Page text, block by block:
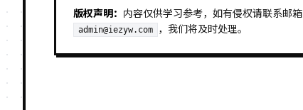
版权声明： 内容仅供学习参考，如有侵权请联系邮箱
admin@iezyw.com ，我们将及时处理。